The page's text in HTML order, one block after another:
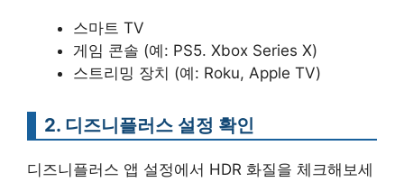
스마트 TV
게임 콘솔 (예: PS5. Xbox Series X)
스트리밍 장치 (예: Roku, Apple TV)
2. 디즈니플러스 설정 확인
디즈니플러스 앱 설정에서 HDR 화질을 체크해보세